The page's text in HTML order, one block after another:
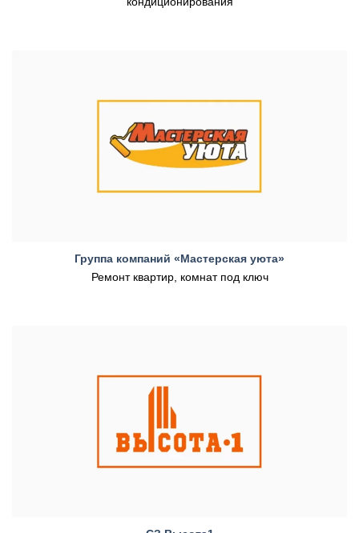
Группа компаний «Мастерская уюта»
Ремонт квартир, комнат под ключ